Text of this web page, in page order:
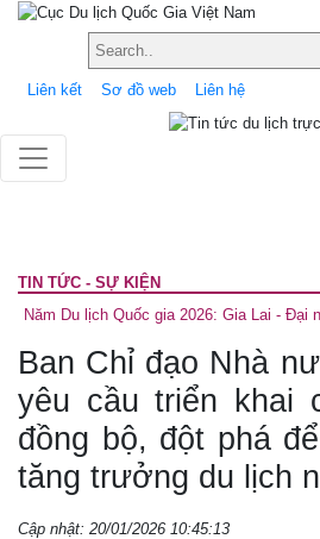
Liên kết Sơ đồ web Liên hệ
TIN TỨC - SỰ KIỆN
Năm Du lịch Quốc gia 2026: Gia Lai - Đại
Ban Chỉ đạo Nhà
yêu cầu triển khai
đồng bộ, đột phá
tăng trưởng du lịch
Cập nhật: 20/01/2026 10:45:13